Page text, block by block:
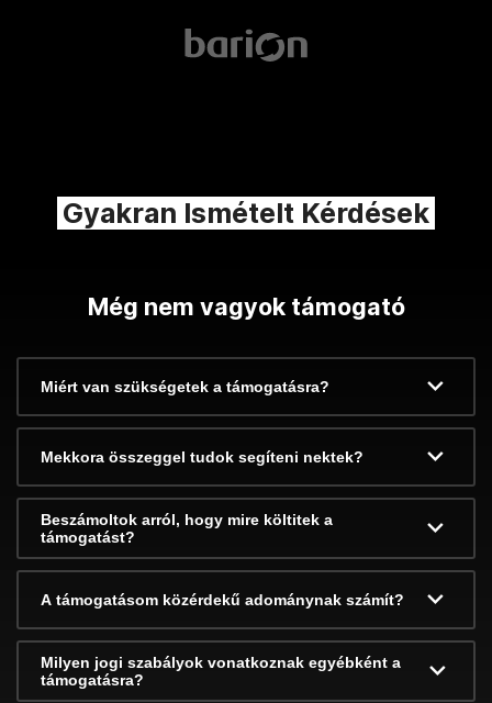
Gyakran Ismételt Kérdések
Még nem vagyok támogató
Miért van szükségetek a támogatásra?
Mekkora összeggel tudok segíteni nektek?
Beszámoltok arról, hogy mire költitek a
támogatást?
A támogatásom közérdekű adománynak számít?
Milyen jogi szabályok vonatkoznak egyébként a
támogatásra?